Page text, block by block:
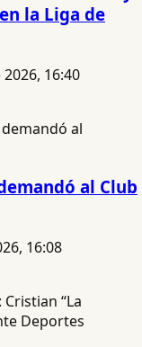
la Liga de
16:40
al Club
16:08